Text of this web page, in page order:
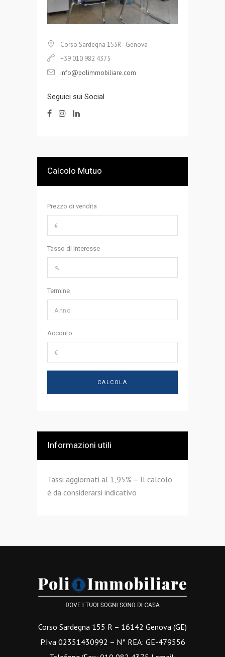
Corso Sardegna 155R - Genova
+39 010 982 4375
info@polimmobiliare.com
Seguici sui Social
Calcolo Mutuo
Prezzo di vendita
Tasso di interesse
Termine
Acconto
Informazioni utili
Tassi aggiornati al 1,95% – Il calcolo
è da considerarsi indicativo
Corso Sardegna 155 R – 16142 Genova (GE)
P.Iva 02351430992 – N° REA: GE-479556